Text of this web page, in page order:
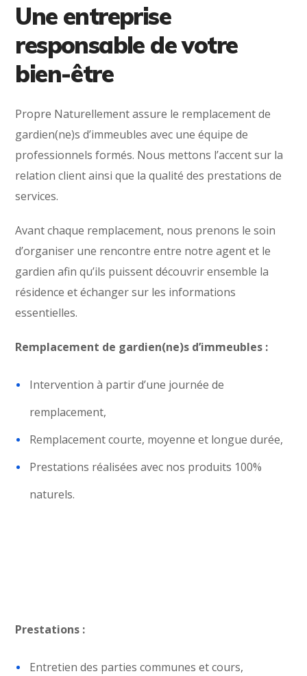
Une entreprise
responsable de votre
bien-être
Propre Naturellement assure le remplacement de
gardien(ne)s d’immeubles avec une équipe de
professionnels formés. Nous mettons l’accent sur la
relation client ainsi que la qualité des prestations de
services.
Avant chaque remplacement, nous prenons le soin
d’organiser une rencontre entre notre agent et le
gardien afin qu’ils puissent découvrir ensemble la
résidence et échanger sur les informations
essentielles.
Remplacement de gardien(ne)s d’immeubles :
Intervention à partir d’une journée de
remplacement,
Remplacement courte, moyenne et longue durée,
Prestations réalisées avec nos produits 100%
naturels.
Prestations :
Entretien des parties communes et cours,